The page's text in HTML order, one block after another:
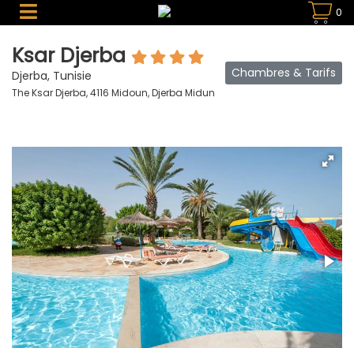
0
Ksar Djerba
Djerba, Tunisie
The Ksar Djerba, 4116 Midoun, Djerba Midun
Chambres & Tarifs